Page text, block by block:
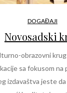
DOGAĐAJI
Novosadski
obrazovni
sa fokusom na
izdavaštva jeste